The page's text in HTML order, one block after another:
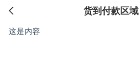
货到付款区域
这是内容